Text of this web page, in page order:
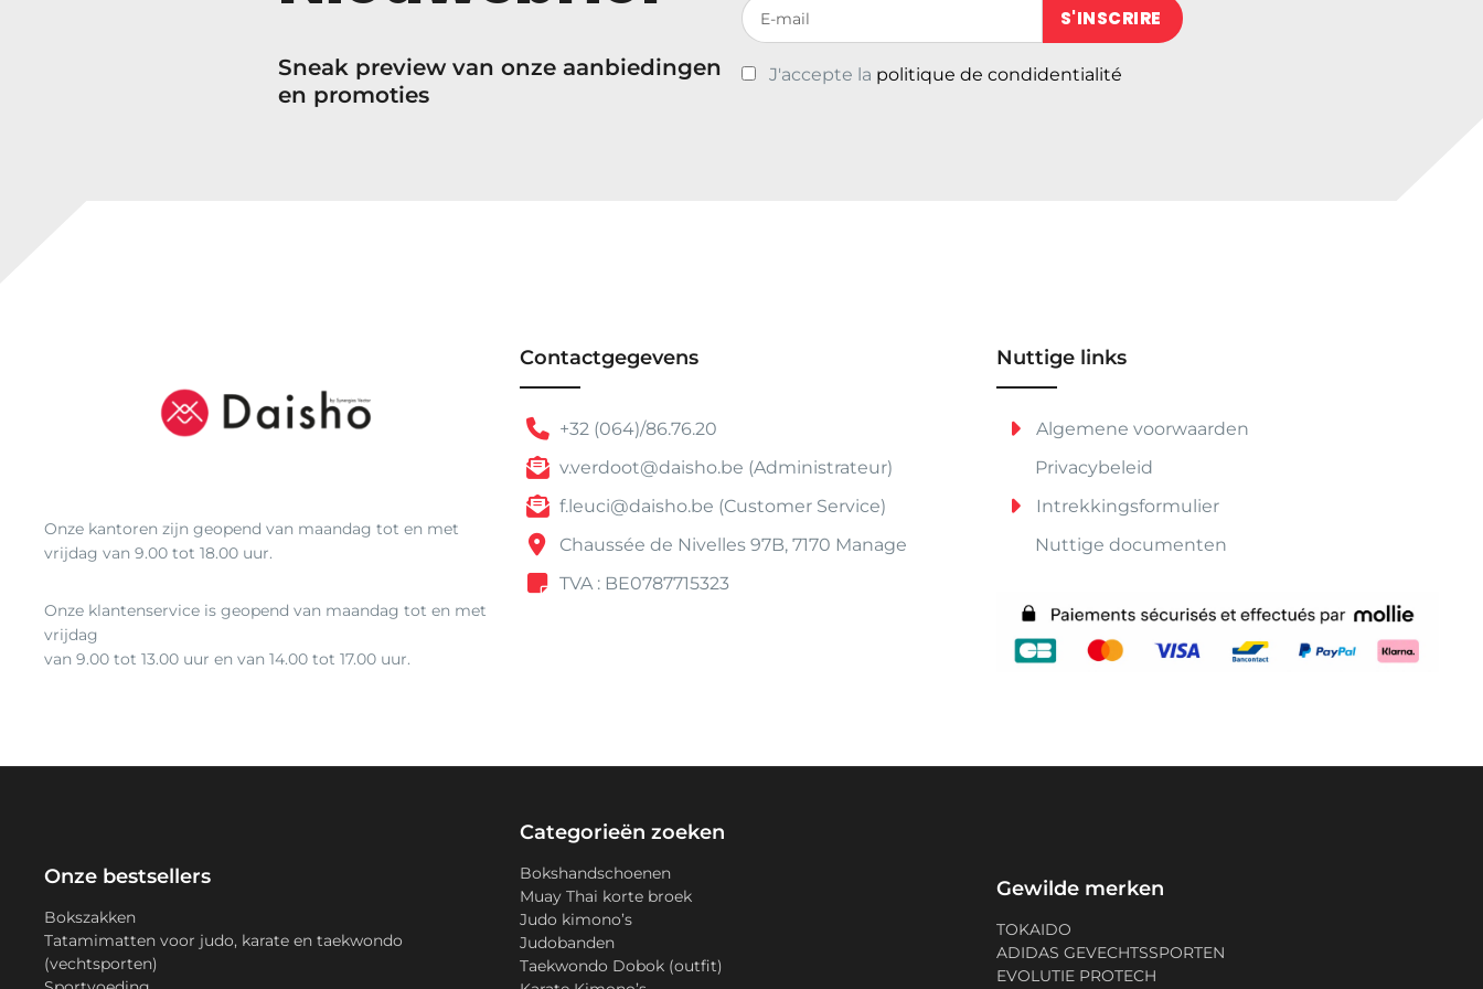
0
0
1
,
0
Sneak preview van onze aanbiedingen
en promoties
Votre adresse de messagerie (obligatoire)
J'accepte la politique de condidentialité
Onze kantoren zijn geopend van maandag tot en met
vrijdag van 9.00 tot 18.00 uur.
Onze klantenservice is geopend van maandag tot en met
vrijdag
van 9.00 tot 13.00 uur en van 14.00 tot 17.00 uur.
Contactgegevens
+32 (064)/86.76.20
v.verdoot@daisho.be (Administrateur)
f.leuci@daisho.be (Customer Service)
Chaussée de Nivelles 97B, 7170 Manage
TVA : BE0787715323
Nuttige links
Algemene voorwaarden
Privacybeleid
Intrekkingsformulier
Nuttige documenten
Onze bestsellers
Bokszakken
Tatamimatten voor judo, karate en taekwondo
(vechtsporten)
Categorieën zoeken
Bokshandschoenen
Muay Thai korte broek
Judo kimono’s
Judobanden
Taekwondo Dobok (outfit)
Gewilde merken
TOKAIDO
ADIDAS GEVECHTSSPORTEN
EVOLUTIE PROTECH